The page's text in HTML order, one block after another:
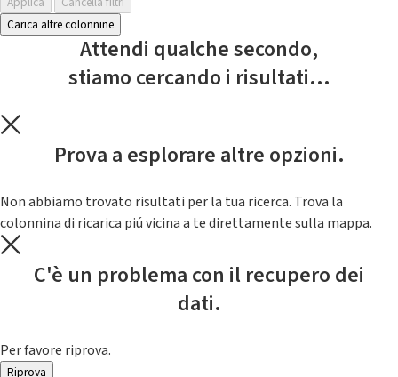
Carica altre colonnine
Attendi qualche secondo,
stiamo cercando i risultati...
Prova a esplorare altre opzioni.
Non abbiamo trovato risultati per la tua ricerca. Trova la
colonnina di ricarica piú vicina a te direttamente sulla mappa.
C'è un problema con il recupero dei
dati.
Per favore riprova.
Riprova